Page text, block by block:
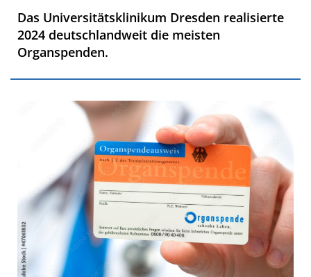
Das Universitätsklinikum Dresden realisierte
2024 deutschlandweit die meisten
Organspenden.